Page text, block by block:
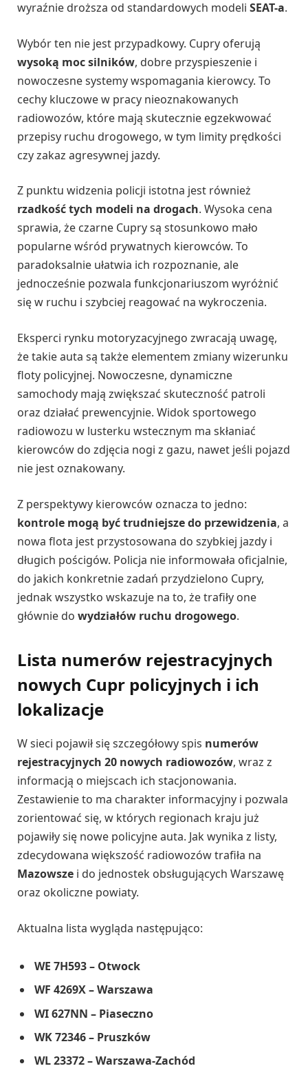
wyraźnie droższa od standardowych modeli SEAT-a.
Wybór ten nie jest przypadkowy. Cupry oferują
wysoką moc silników, dobre przyspieszenie i
nowoczesne systemy wspomagania kierowcy. To
cechy kluczowe w pracy nieoznakowanych
radiowozów, które mają skutecznie egzekwować
przepisy ruchu drogowego, w tym limity prędkości
czy zakaz agresywnej jazdy.
Z punktu widzenia policji istotna jest również
rzadkość tych modeli na drogach. Wysoka cena
sprawia, że czarne Cupry są stosunkowo mało
popularne wśród prywatnych kierowców. To
paradoksalnie ułatwia ich rozpoznanie, ale
jednocześnie pozwala funkcjonariuszom wyróżnić
się w ruchu i szybciej reagować na wykroczenia.
Eksperci rynku motoryzacyjnego zwracają uwagę,
że takie auta są także elementem zmiany wizerunku
floty policyjnej. Nowoczesne, dynamiczne
samochody mają zwiększać skuteczność patroli
oraz działać prewencyjnie. Widok sportowego
radiowozu w lusterku wstecznym ma skłaniać
kierowców do zdjęcia nogi z gazu, nawet jeśli pojazd
nie jest oznakowany.
Z perspektywy kierowców oznacza to jedno:
kontrole mogą być trudniejsze do przewidzenia, a
nowa flota jest przystosowana do szybkiej jazdy i
długich pościgów. Policja nie informowała oficjalnie,
do jakich konkretnie zadań przydzielono Cupry,
jednak wszystko wskazuje na to, że trafiły one
głównie do wydziałów ruchu drogowego.
Lista numerów rejestracyjnych
nowych Cupr policyjnych i ich
lokalizacje
W sieci pojawił się szczegółowy spis numerów
rejestracyjnych 20 nowych radiowozów, wraz z
informacją o miejscach ich stacjonowania.
Zestawienie to ma charakter informacyjny i pozwala
zorientować się, w których regionach kraju już
pojawiły się nowe policyjne auta. Jak wynika z listy,
zdecydowana większość radiowozów trafiła na
Mazowsze i do jednostek obsługujących Warszawę
oraz okoliczne powiaty.
Aktualna lista wygląda następująco:
WE 7H593 – Otwock
WF 4269X – Warszawa
WI 627NN – Piaseczno
WK 72346 – Pruszków
WL 23372 – Warszawa-Zachód